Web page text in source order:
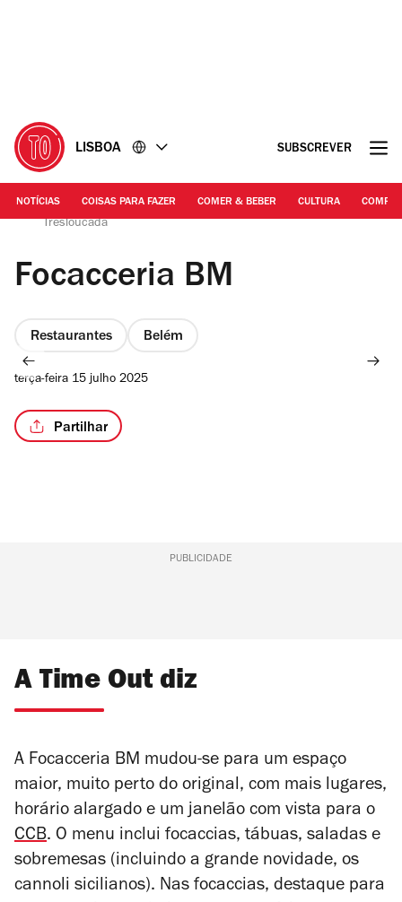
LISBOA SUBSCREVER
NOTÍCIAS COISAS PARA FAZER COMER & BEBER CULTURA
Rita Chantre | Focaccia especial de figos e focaccia
Tresloucada
Focacceria BM
Restaurantes Belém
terça-feira 15 julho 2025
Partilhar
PUBLICIDADE
A Time Out diz
A Focacceria BM mudou-se para um espaço
maior, muito perto do original, com mais lugares,
horário alargado e um janelão com vista para o
CCB. O menu inclui focaccias, tábuas, saladas e
sobremesas (incluindo a grande novidade, os
cannoli sicilianos). Nas focaccias, destaque para